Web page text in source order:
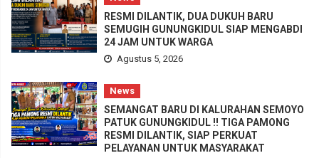
RESMI DILANTIK, DUA DUKUH BARU
SEMUGIH GUNUNGKIDUL SIAP MENGABDI
24 JAM UNTUK WARGA
Agustus 5, 2026
News
SEMANGAT BARU DI KALURAHAN SEMOYO
PATUK GUNUNGKIDUL !! TIGA PAMONG
RESMI DILANTIK, SIAP PERKUAT
PELAYANAN UNTUK MASYARAKAT